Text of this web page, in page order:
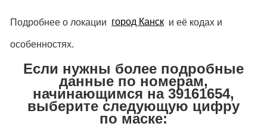
Подробнее о локации город Канск и её кодах и
особенностях.
Если нужны более подробные
данные по номерам,
начинающимся на 39161654,
выберите следующую цифру
по маске: